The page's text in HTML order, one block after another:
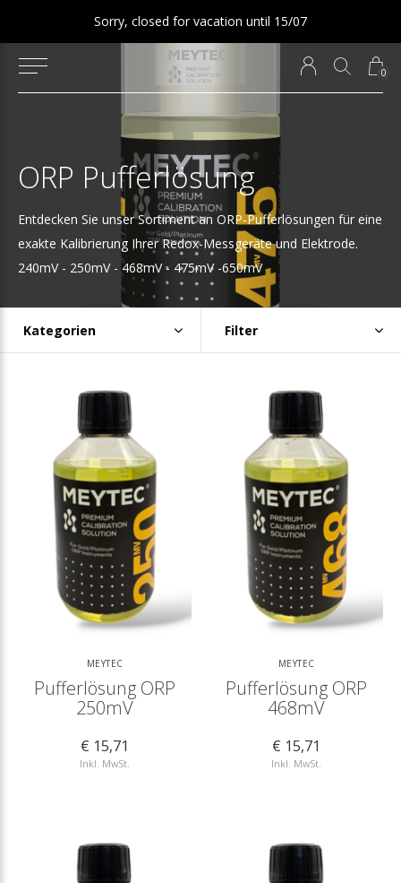
0
Sorry, closed for vacation until 15/07
ORP Pufferlösung
Entdecken Sie unser Sortiment an ORP-Pufferlösungen für eine
exakte Kalibrierung Ihrer Redox-Messgeräte und Elektrode.
240mV - 250mV - 468mV - 475mV -650mV
Kategorien Filter
MEYTEC
Pufferlösung ORP
250mV
€ 15,71
Inkl. MwSt.
MEYTEC
Pufferlösung ORP
468mV
€ 15,71
Inkl. MwSt.